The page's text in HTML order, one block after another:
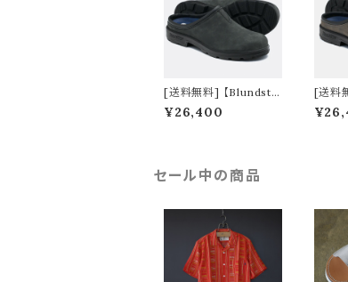
[送料無料] 【Blundsto
ne】 #2420 ORIGINA
LS CLOG rustic blac
¥26,400
[送料
ne】
セール中の商品